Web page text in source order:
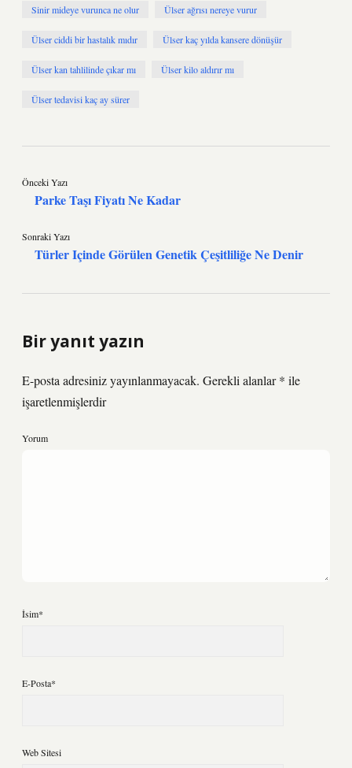
Sinir mideye vurunca ne olur Ülser ağrısı nereye vurur
Ülser ciddi bir hastalık mıdır Ülser kaç yılda kansere dönüşür
Ülser kan tahlilinde çıkar mı Ülser kilo aldırır mı
Ülser tedavisi kaç ay sürer
Önceki Yazı
Parke Taşı Fiyatı Ne Kadar
Sonraki Yazı
Türler Içinde Görülen Genetik Çeşitliliğe Ne Denir
Bir yanıt yazın
E-posta adresiniz yayınlanmayacak. Gerekli alanlar* ile
işaretlenmişlerdir
Yorum
İsim*
E-Posta*
Web Sitesi